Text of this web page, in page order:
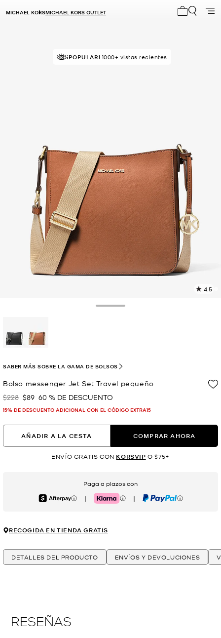
MICHAEL KORSMICHAEL KORS OUTLET
¡VENDIÉNDOSE RÁPIDO! Comprado por última vez hace 2
¡POPULAR! 1000+ vistas recientes
4.5
Bolso messenger Jet Set Travel pequeño
Era
$228 Ahora
$89 60 % DE DESCUENTO
15% DE DESCUENTO ADICIONAL CON EL CÓDIGO EXTRA15
SABER MÁS SOBRE LA GAMA DE BOLSOS
AÑADIR A LA CESTA COMPRAR AHORA
ENVÍO GRATIS CON KORSVIP O $75+
Paga a plazos con
Afterpay | Klarna | PayPal
RECOGIDA EN TIENDA GRATIS
DETALLES DEL PRODUCTO ENVÍOS Y DEVOLUCIONES